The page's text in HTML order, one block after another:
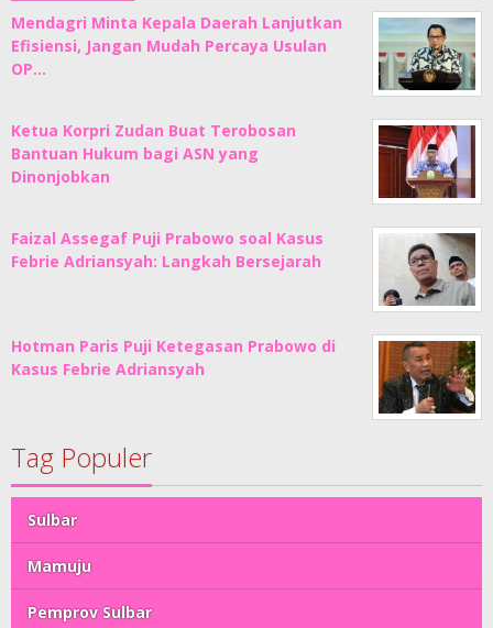
Mendagri Minta Kepala Daerah Lanjutkan
Efisiensi, Jangan Mudah Percaya Usulan
OP…
Ketua Korpri Zudan Buat Terobosan
Bantuan Hukum bagi ASN yang
Dinonjobkan
Faizal Assegaf Puji Prabowo soal Kasus
Febrie Adriansyah: Langkah Bersejarah
Hotman Paris Puji Ketegasan Prabowo di
Kasus Febrie Adriansyah
Tag Populer
Sulbar
Mamuju
Pemprov Sulbar